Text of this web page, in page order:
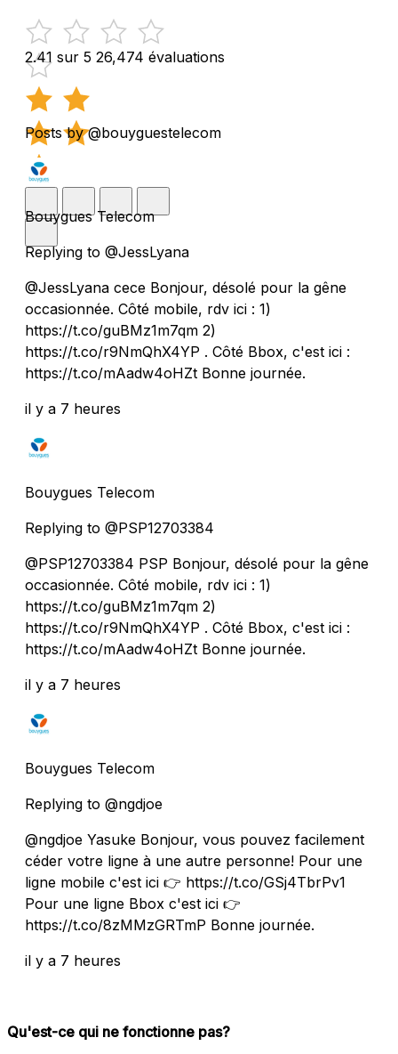
2.41 sur 5 26,474 évaluations
Posts by @bouyguestelecom
Bouygues Telecom
Replying to @JessLyana
@JessLyana cece Bonjour, désolé pour la gêne
occasionnée. Côté mobile, rdv ici : 1)
https://t.co/guBMz1m7qm 2)
https://t.co/r9NmQhX4YP . Côté Bbox, c'est ici :
https://t.co/mAadw4oHZt Bonne journée.
il y a 7 heures
Bouygues Telecom
Replying to @PSP12703384
@PSP12703384 PSP Bonjour, désolé pour la gêne
occasionnée. Côté mobile, rdv ici : 1)
https://t.co/guBMz1m7qm 2)
https://t.co/r9NmQhX4YP . Côté Bbox, c'est ici :
https://t.co/mAadw4oHZt Bonne journée.
il y a 7 heures
Bouygues Telecom
Replying to @ngdjoe
@ngdjoe Yasuke Bonjour, vous pouvez facilement
céder votre ligne à une autre personne! Pour une
ligne mobile c'est ici 👉 https://t.co/GSj4TbrPv1
Pour une ligne Bbox c'est ici 👉
https://t.co/8zMMzGRTmP Bonne journée.
il y a 7 heures
Qu'est-ce qui ne fonctionne pas?